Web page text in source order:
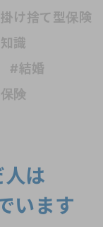
け捨て型保険
識
#結婚
険
人は
います